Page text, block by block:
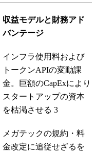
収益モデルと財務アド
バンテージ
インフラ使用料および
トークンAPIの変動課
金。巨額のCapExにより
スタートアップの資本
を枯渇させる 3
メガテックの規約・料
金改定に追従せざるを